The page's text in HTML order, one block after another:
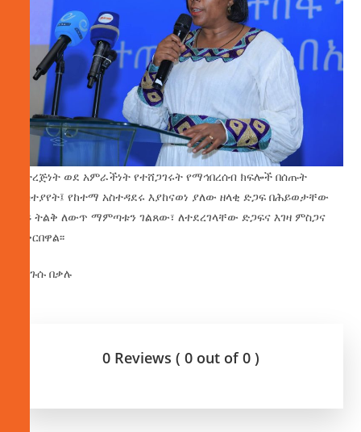
ከተረጅነት ወደ አምራችነት የተሸጋገሩት የማኅበረሰብ ክፍሎች በሰጡት
አስተያየት፤ የከተማ አስተዳደሩ እያከናወነ ያለው ዘላቂ ድጋፍ በሕይወታቸው
ላይ ትልቅ ለውጥ ማምጣቱን ገልጸው፣ ለተደረገላቸው ድጋፍና እገዛ ምስጋና
አቅርበዋል፡፡
በንጉሱ በቃሉ
0 Reviews ( 0 out of 0 )